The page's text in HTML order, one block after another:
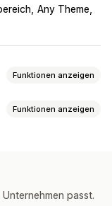
Any Theme
Funktionen anzeigen
Funktionen anzeigen
passt.